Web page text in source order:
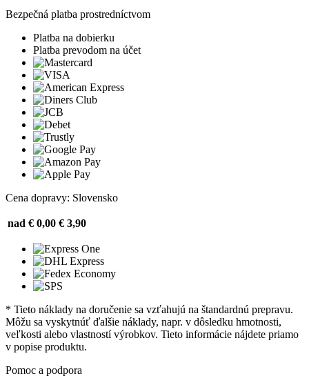
Bezpečná platba prostredníctvom
Platba na dobierku
Platba prevodom na účet
Cena dopravy: Slovensko
nad € 0,00 € 3,90
* Tieto náklady na doručenie sa vzťahujú na štandardnú prepravu.
Môžu sa vyskytnúť ďalšie náklady, napr. v dôsledku hmotnosti,
veľkosti alebo vlastností výrobkov. Tieto informácie nájdete priamo
v popise produktu.
Pomoc a podpora